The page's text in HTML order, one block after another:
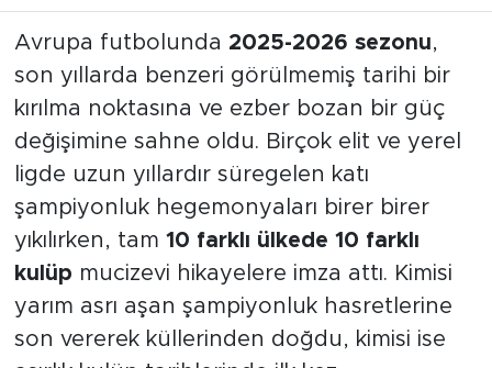
Avrupa futbolunda 2025-2026 sezonu,
son yıllarda benzeri görülmemiş tarihi bir
kırılma noktasına ve ezber bozan bir güç
değişimine sahne oldu. Birçok elit ve yerel
ligde uzun yıllardır süregelen katı
şampiyonluk hegemonyaları birer birer
yıkılırken, tam 10 farklı ülkede 10 farklı
kulüp mucizevi hikayelere imza attı. Kimisi
yarım asrı aşan şampiyonluk hasretlerine
son vererek küllerinden doğdu, kimisi ise